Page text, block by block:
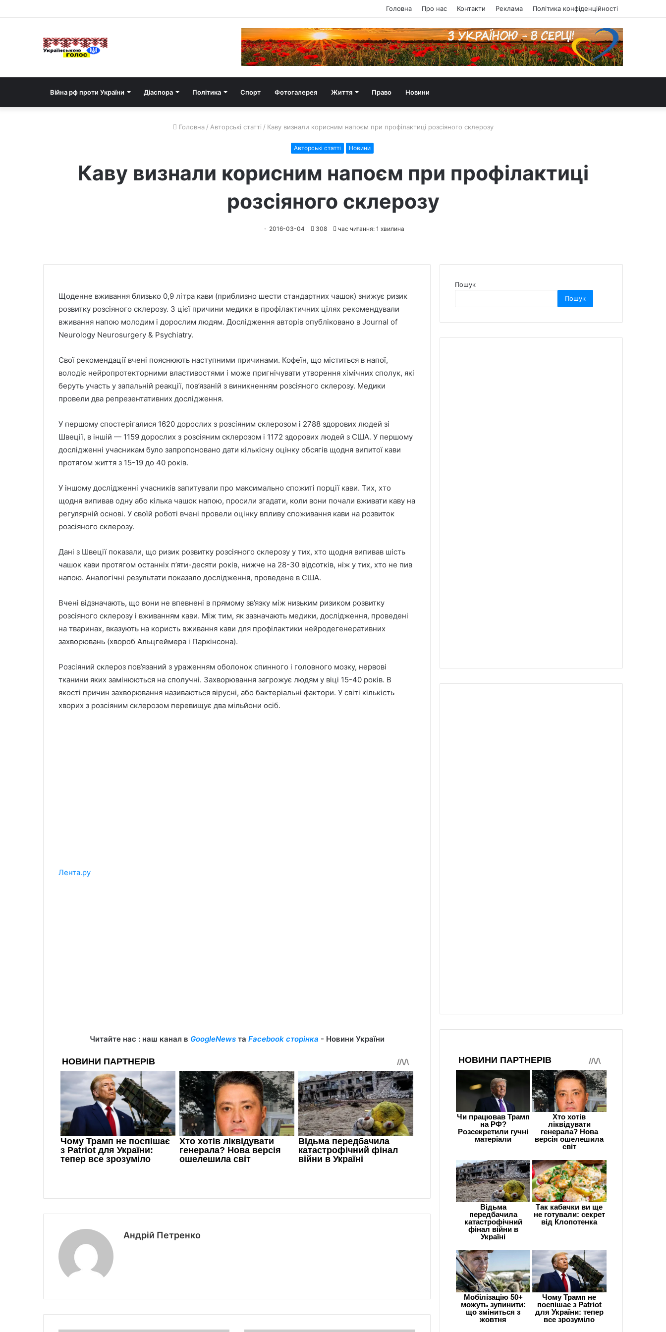
Головна Про нас Контакти Реклама Політика конфіденційності
Війна рф проти України Діаспора Політика Спорт Фотогалерея Життя Право Новини
Головна / Авторські статті / Каву визнали корисним напоєм при профілактиці розсіяного склерозу
Авторські статті Новини
Каву визнали корисним напоєм при профілактиці
розсіяного склерозу
2016-03-04 308 час читання: 1 хвилина
Щоденне вживання близько 0,9 літра кави (приблизно шести стандартних чашок) знижує ризик
розвитку розсіяного склерозу. З цієї причини медики в профілактичних цілях рекомендували
вживання напою молодим і дорослим людям. Дослідження авторів опубліковано в Journal of
Neurology Neurosurgery & Psychiatry.
Свої рекомендації вчені пояснюють наступними причинами. Кофеїн, що міститься в напої,
володіє нейропротекторними властивостями і може пригнічувати утворення хімічних сполук, які
беруть участь у запальній реакції, пов’язаній з виникненням розсіяного склерозу. Медики
провели два репрезентативних дослідження.
У першому спостерігалися 1620 дорослих з розсіяним склерозом і 2788 здорових людей зі
Швеції, в іншій — 1159 дорослих з розсіяним склерозом і 1172 здорових людей з США. У першому
дослідженні учасникам було запропоновано дати кількісну оцінку обсягів щодня випитої кави
протягом життя з 15-19 до 40 років.
У іншому дослідженні учасників запитували про максимально спожиті порції кави. Тих, хто
щодня випивав одну або кілька чашок напою, просили згадати, коли вони почали вживати каву на
регулярній основі. У своїй роботі вчені провели оцінку впливу споживання кави на розвиток
розсіяного склерозу.
Дані з Швеції показали, що ризик розвитку розсіяного склерозу у тих, хто щодня випивав шість
чашок кави протягом останніх п’яти-десяти років, нижче на 28-30 відсотків, ніж у тих, хто не пив
напою. Аналогічні результати показало дослідження, проведене в США.
Вчені відзначають, що вони не впевнені в прямому зв’язку між низьким ризиком розвитку
розсіяного склерозу і вживанням кави. Між тим, як зазначають медики, дослідження, проведені
на тваринах, вказують на користь вживання кави для профілактики нейродегенеративних
захворювань (хвороб Альцгеймера і Паркінсона).
Розсіяний склероз пов’язаний з ураженням оболонок спинного і головного мозку, нервові
тканини яких замінюються на сполучні. Захворювання загрожує людям у віці 15-40 років. В
якості причин захворювання називаються вірусні, або бактеріальні фактори. У світі кількість
хворих з розсіяним склерозом перевищує два мільйони осіб.
Лента.ру
Читайте нас : наш канал в GoogleNewsта Facebook сторінка - Новини України
Андрій Петренко
Пошук
Пошук